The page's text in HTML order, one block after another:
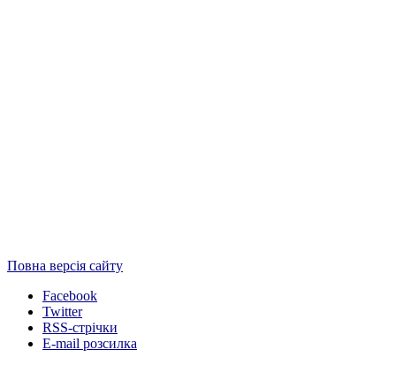
Повна версія сайту
Facebook
Twitter
RSS-стрічки
E-mail розсилка